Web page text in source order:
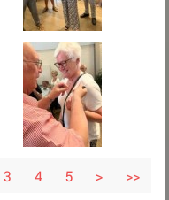
3 4 5 > >>